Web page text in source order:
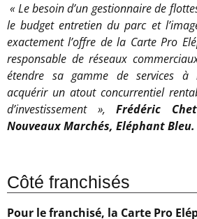
« Le besoin d’un gestionnaire de
le budget entretien du parc et
exactement l’offre de la Carte Pro
responsable de réseaux
étendre sa gamme de services à
acquérir un atout concurrentiel
d’investissement »,
Frédéric
Nouveaux Marchés, Eléphant Bleu.
Côté franchisés
Pour le franchisé, la Carte Pro